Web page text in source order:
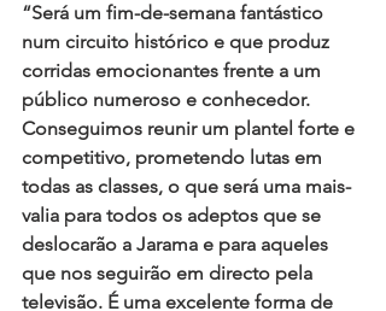
“Será um fim-de-semana fantástico
num circuito histórico e que produz
corridas emocionantes frente a um
público numeroso e conhecedor.
Conseguimos reunir um plantel forte e
competitivo, prometendo lutas em
todas as classes, o que será uma mais-
valia para todos os adeptos que se
deslocarão a Jarama e para aqueles
que nos seguirão em directo pela
televisão. É uma excelente forma de